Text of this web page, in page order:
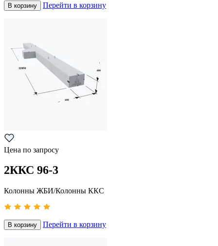
В корзину Перейти в корзину
Цена по запросу
2ККС 96-3
Колонны ЖБИ/Колонны ККС
В корзину Перейти в корзину